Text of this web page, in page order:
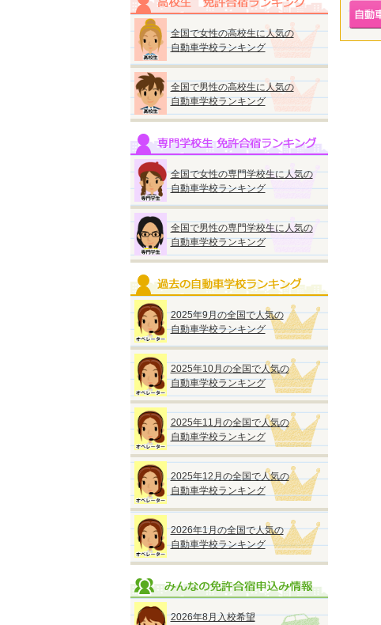
全国で女性の高校生に人気の
自動車学校ランキング
全国で男性の高校生に人気の
自動車学校ランキング
全国で女性の専門学校生に人気の
自動車学校ランキング
全国で男性の専門学校生に人気の
自動車学校ランキング
2025年9月の全国で人気の
自動車学校ランキング
2025年10月の全国で人気の
自動車学校ランキング
2025年11月の全国で人気の
自動車学校ランキング
2025年12月の全国で人気の
自動車学校ランキング
2026年1月の全国で人気の
自動車学校ランキング
2026年8月入校希望